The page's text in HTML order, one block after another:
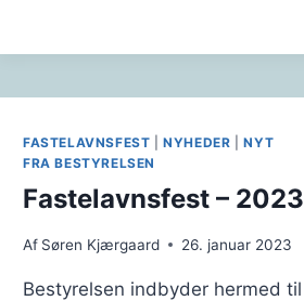
FASTELAVNSFEST |NYHEDER |NYT
FRA BESTYRELSEN
Fastelavnsfest – 2023
Af Søren Kjærgaard 26. januar 2023
Bestyrelsen indbyder hermed til